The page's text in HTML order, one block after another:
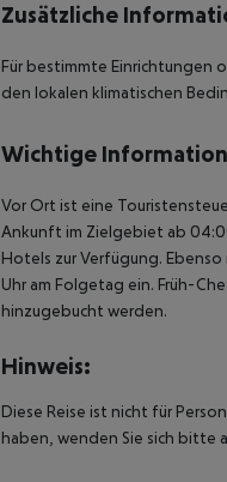
Zusätzliche
Für bestimmte Einrichtungen
den lokalen klimatischen
Wichtige
Vor Ort ist eine
Ankunft im Zielgebiet ab
Hotels zur Verfügung.
Uhr am Folgetag ein. Früh-
hinzugebucht werden.
Hinweis:
Diese Reise ist nicht für
haben, wenden Sie sich bitte